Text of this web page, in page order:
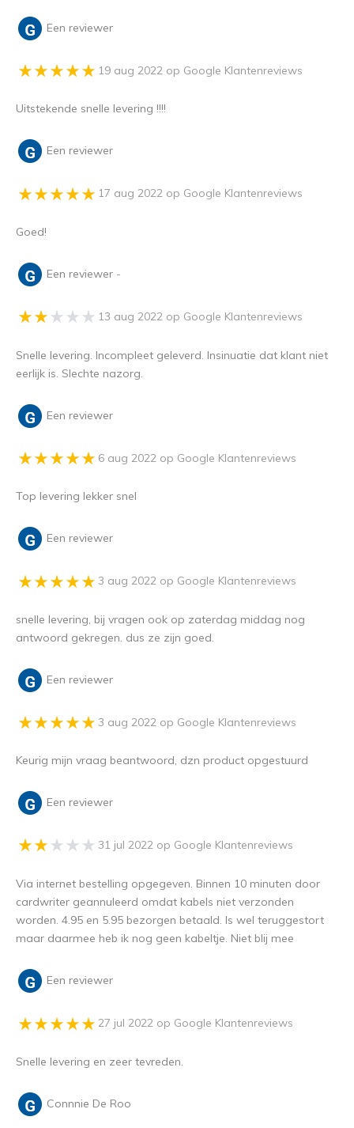
Een reviewer
19 aug 2022 op Google Klantenreviews
Uitstekende snelle levering !!!!
Een reviewer
17 aug 2022 op Google Klantenreviews
Goed!
Een reviewer -
13 aug 2022 op Google Klantenreviews
Snelle levering. Incompleet geleverd. Insinuatie dat klant niet
eerlijk is. Slechte nazorg.
Een reviewer
6 aug 2022 op Google Klantenreviews
Top levering lekker snel
Een reviewer
3 aug 2022 op Google Klantenreviews
snelle levering, bij vragen ook op zaterdag middag nog
antwoord gekregen. dus ze zijn goed.
Een reviewer
3 aug 2022 op Google Klantenreviews
Keurig mijn vraag beantwoord, dzn product opgestuurd
Een reviewer
31 jul 2022 op Google Klantenreviews
Via internet bestelling opgegeven. Binnen 10 minuten door
cardwriter geannuleerd omdat kabels niet verzonden
worden. 4.95 en 5.95 bezorgen betaald. Is wel teruggestort
maar daarmee heb ik nog geen kabeltje. Niet blij mee
Een reviewer
27 jul 2022 op Google Klantenreviews
Snelle levering en zeer tevreden.
Connnie De Roo